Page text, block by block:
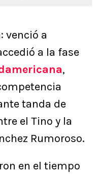
venció a
a la fase
,
tanda de
el Tino y la
Rumoroso.
en el tiempo